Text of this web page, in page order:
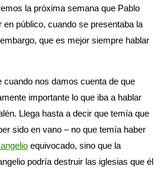
la próxima semana que Pablo
público, cuando se presentaba la
que es mejor siempre hablar
cuando nos damos cuenta de que
importante lo que iba a hablar
Llega hasta a decir que temía que
sido en vano – no que temía haber
equivocado, sino que la
podría destruir las iglesias que él